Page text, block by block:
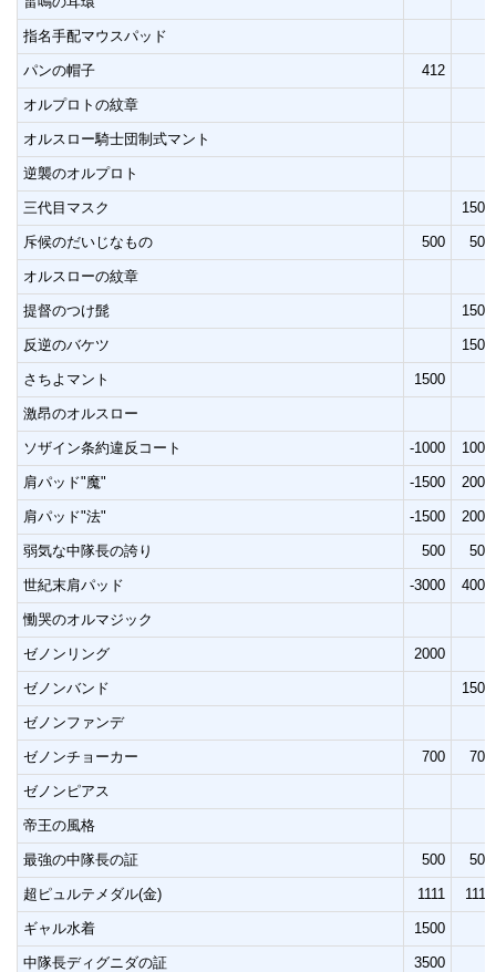
指名手配マウスパッド
パンの帽子 412
オルプロトの紋章
オルスロー騎士団制式マント
逆襲のオルプロト
三代目マスク 1500
斥候のだいじなもの 500 500
オルスローの紋章
提督のつけ髭 1500
反逆のバケツ 1500
さちよマント 1500
激昂のオルスロー
ソザイン条約違反コート -1000 1000
肩パッド"魔" -1500 2000
肩パッド"法" -1500 2000
弱気な中隊長の誇り 500 500
世紀末肩パッド -3000 4000
慟哭のオルマジック
ゼノンリング 2000
ゼノンバンド 1500
ゼノンファンデ
ゼノンチョーカー 700 700
ゼノンピアス
帝王の風格
最強の中隊長の証 500 500
超ピュルテメダル(金) 1111 1111
ギャル水着 1500
中隊長ディグニダの証 3500